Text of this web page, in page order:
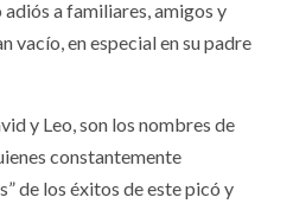
a familiares, amigos y
vacío, en especial en su padre
y Leo, son los nombres de
constantemente
de los éxitos de este picó y